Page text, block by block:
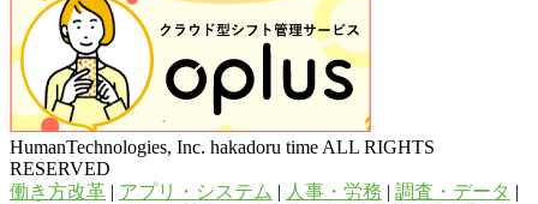
HumanTechnologies, Inc. hakadoru time ALL RIGHTS
RESERVED
働き方改革 | アプリ・システム | 人事・労務 | 調査・データ |